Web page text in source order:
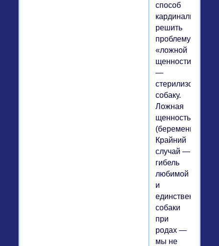
способ
кардинально
решить
проблему
«ложной
щенности»
—
стерилизовать
собаку.
Ложная
щенность
(беременность)
Крайний
случай —
гибель
любимой
и
единственной
собаки
при
родах —
мы не